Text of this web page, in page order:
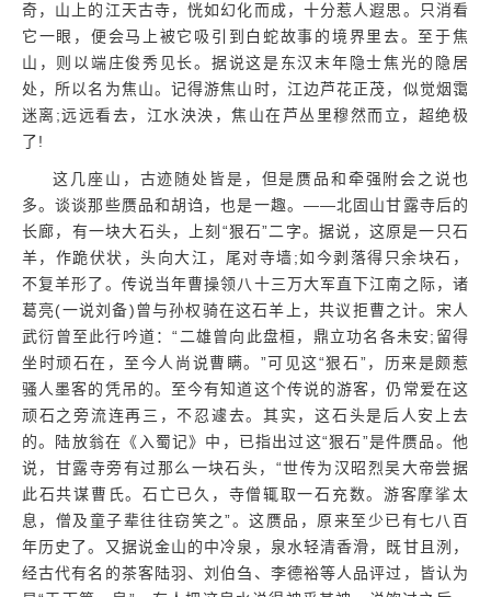
奇，山上的江天古寺，恍如幻化而成，十分惹人遐思。只消看
它一眼，便会马上被它吸引到白蛇故事的境界里去。至于焦
山，则以端庄俊秀见长。据说这是东汉末年隐士焦光的隐居
处，所以名为焦山。记得游焦山时，江边芦花正茂，似觉烟霭
迷离;远远看去，江水泱泱，焦山在芦丛里穆然而立，超绝极
了!
这几座山，古迹随处皆是，但是赝品和牵强附会之说也
多。谈谈那些赝品和胡诌，也是一趣。——北固山甘露寺后的
长廊，有一块大石头，上刻“狠石”二字。据说，这原是一只石
羊，作跪伏状，头向大江，尾对寺墙;如今剥落得只余块石，
不复羊形了。传说当年曹操领八十三万大军直下江南之际，诸
葛亮(一说刘备)曾与孙权骑在这石羊上，共议拒曹之计。宋人
武衍曾至此行吟道：“二雄曾向此盘桓，鼎立功名各未安;留得
坐时顽石在，至今人尚说曹瞒。”可见这“狠石”，历来是颇惹
骚人墨客的凭吊的。至今有知道这个传说的游客，仍常爱在这
顽石之旁流连再三，不忍遽去。其实，这石头是后人安上去
的。陆放翁在《入蜀记》中，已指出过这“狠石”是件赝品。他
说，甘露寺旁有过那么一块石头，“世传为汉昭烈吴大帝尝据
此石共谋曹氏。石亡已久，寺僧辄取一石充数。游客摩挲太
息，僧及童子辈往往窃笑之”。这赝品，原来至少已有七八百
年历史了。又据说金山的中冷泉，泉水轻清香滑，既甘且洌，
经古代有名的茶客陆羽、刘伯刍、李德裕等人品评过，皆认为